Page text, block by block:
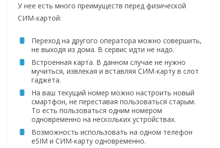
У нее есть много преимуществ перед физической
СИМ-картой:
Переход на другого оператора можно совершить,
не выходя из дома. В сервис идти не надо.
Встроенная карта. В данном случае не нужно
мучиться, извлекая и вставляя СИМ-карту в слот
гаджета.
На ваш текущий номер можно настроить новый
смартфон, не переставая пользоваться старым.
То есть пользоваться одним номером
одновременно на нескольких устройствах.
Возможность использовать на одном телефон
eSIM и СИМ-карту одновременно.